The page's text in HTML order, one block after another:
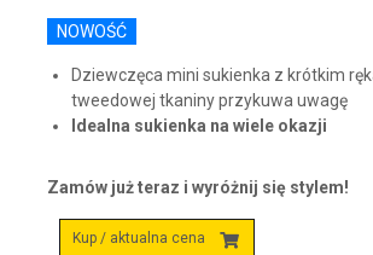
NOWOŚĆ
Dziewczęca mini sukienka z krótkim
tweedowej tkaniny przykuwa uwagę
Idealna sukienka na wiele okazji
Zamów już teraz i wyróżnij się stylem!
Kup / aktualna cena